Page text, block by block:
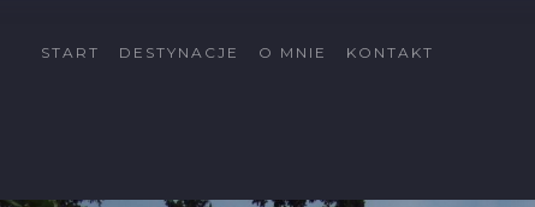
START DESTYNACJE O MNIE KONTAKT
Gran Canaria Islandia Katalonia